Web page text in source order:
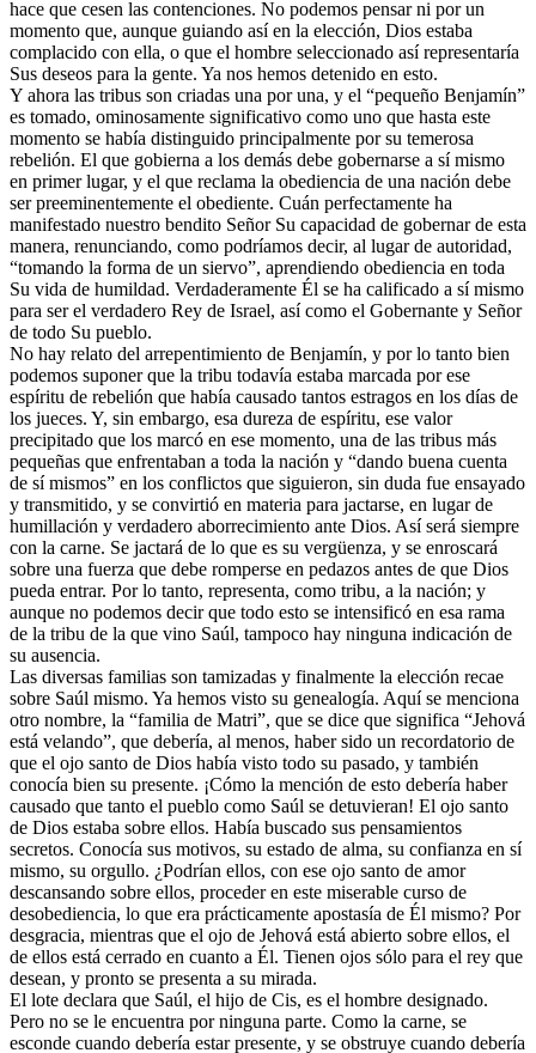
hace que cesen las contenciones. No podemos pensar ni por un
momento que, aunque guiando así en la elección, Dios estaba
complacido con ella, o que el hombre seleccionado así representaría
Sus deseos para la gente. Ya nos hemos detenido en esto.
Y ahora las tribus son criadas una por una, y el “pequeño Benjamín”
es tomado, ominosamente significativo como uno que hasta este
momento se había distinguido principalmente por su temerosa
rebelión. El que gobierna a los demás debe gobernarse a sí mismo
en primer lugar, y el que reclama la obediencia de una nación debe
ser preeminentemente el obediente. Cuán perfectamente ha
manifestado nuestro bendito Señor Su capacidad de gobernar de esta
manera, renunciando, como podríamos decir, al lugar de autoridad,
“tomando la forma de un siervo”, aprendiendo obediencia en toda
Su vida de humildad. Verdaderamente Él se ha calificado a sí mismo
para ser el verdadero Rey de Israel, así como el Gobernante y Señor
de todo Su pueblo.
No hay relato del arrepentimiento de Benjamín, y por lo tanto bien
podemos suponer que la tribu todavía estaba marcada por ese
espíritu de rebelión que había causado tantos estragos en los días de
los jueces. Y, sin embargo, esa dureza de espíritu, ese valor
precipitado que los marcó en ese momento, una de las tribus más
pequeñas que enfrentaban a toda la nación y “dando buena cuenta
de sí mismos” en los conflictos que siguieron, sin duda fue ensayado
y transmitido, y se convirtió en materia para jactarse, en lugar de
humillación y verdadero aborrecimiento ante Dios. Así será siempre
con la carne. Se jactará de lo que es su vergüenza, y se enroscará
sobre una fuerza que debe romperse en pedazos antes de que Dios
pueda entrar. Por lo tanto, representa, como tribu, a la nación; y
aunque no podemos decir que todo esto se intensificó en esa rama
de la tribu de la que vino Saúl, tampoco hay ninguna indicación de
su ausencia.
Las diversas familias son tamizadas y finalmente la elección recae
sobre Saúl mismo. Ya hemos visto su genealogía. Aquí se menciona
otro nombre, la “familia de Matri”, que se dice que significa “Jehová
está velando”, que debería, al menos, haber sido un recordatorio de
que el ojo santo de Dios había visto todo su pasado, y también
conocía bien su presente. ¡Cómo la mención de esto debería haber
causado que tanto el pueblo como Saúl se detuvieran! El ojo santo
de Dios estaba sobre ellos. Había buscado sus pensamientos
secretos. Conocía sus motivos, su estado de alma, su confianza en sí
mismo, su orgullo. ¿Podrían ellos, con ese ojo santo de amor
descansando sobre ellos, proceder en este miserable curso de
desobediencia, lo que era prácticamente apostasía de Él mismo? Por
desgracia, mientras que el ojo de Jehová está abierto sobre ellos, el
de ellos está cerrado en cuanto a Él. Tienen ojos sólo para el rey que
desean, y pronto se presenta a su mirada.
El lote declara que Saúl, el hijo de Cis, es el hombre designado.
Pero no se le encuentra por ninguna parte. Como la carne, se
esconde cuando debería estar presente, y se obstruye cuando debería